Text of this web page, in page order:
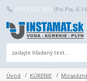
0902 527 909 (Po-Pia, 8-
Úvod KÚRENIE